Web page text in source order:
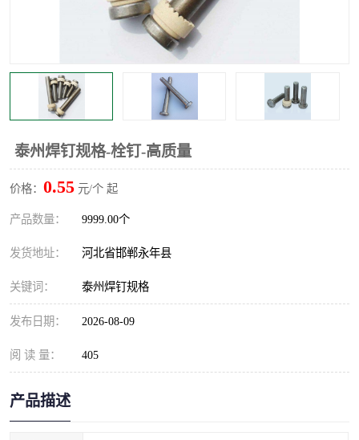
泰州焊钉规格-栓钉-高质量
价格： 0.55 元/个 起
产品数量： 9999.00个
发货地址： 河北省邯郸永年县
关键词： 泰州焊钉规格
发布日期： 2026-08-09
阅 读 量： 405
产品描述